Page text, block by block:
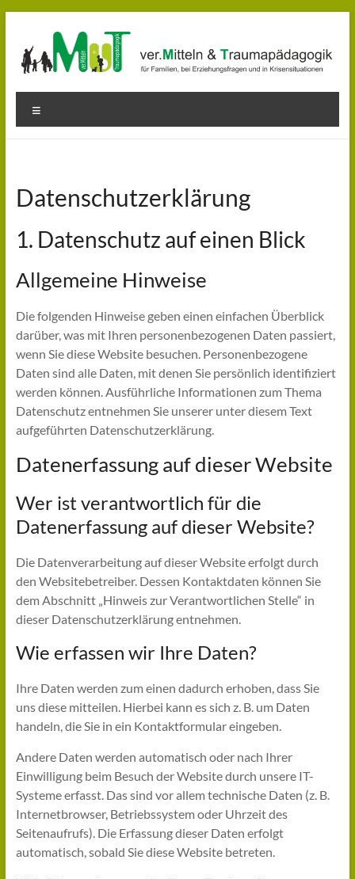
springen
MuT
–
und
Orientierung
herausfordernden
finden
Datenschutz­erklärung
1. Datenschutz auf einen Blick
Allgemeine Hinweise
Die folgenden Hinweise geben einen einfachen Überblick
darüber, was mit Ihren personenbezogenen Daten passiert,
wenn Sie diese Website besuchen. Personenbezogene
Daten sind alle Daten, mit denen Sie persönlich identifiziert
werden können. Ausführliche Informationen zum Thema
Datenschutz entnehmen Sie unserer unter diesem Text
aufgeführten Datenschutzerklärung.
Datenerfassung auf dieser Website
Wer ist verantwortlich für die
Datenerfassung auf dieser Website?
Die Datenverarbeitung auf dieser Website erfolgt durch
den Websitebetreiber. Dessen Kontaktdaten können Sie
dem Abschnitt „Hinweis zur Verantwortlichen Stelle“ in
dieser Datenschutzerklärung entnehmen.
Wie erfassen wir Ihre Daten?
Ihre Daten werden zum einen dadurch erhoben, dass Sie
uns diese mitteilen. Hierbei kann es sich z. B. um Daten
handeln, die Sie in ein Kontaktformular eingeben.
Andere Daten werden automatisch oder nach Ihrer
Einwilligung beim Besuch der Website durch unsere IT-
Systeme erfasst. Das sind vor allem technische Daten (z. B.
Internetbrowser, Betriebssystem oder Uhrzeit des
Seitenaufrufs). Die Erfassung dieser Daten erfolgt
automatisch, sobald Sie diese Website betreten.